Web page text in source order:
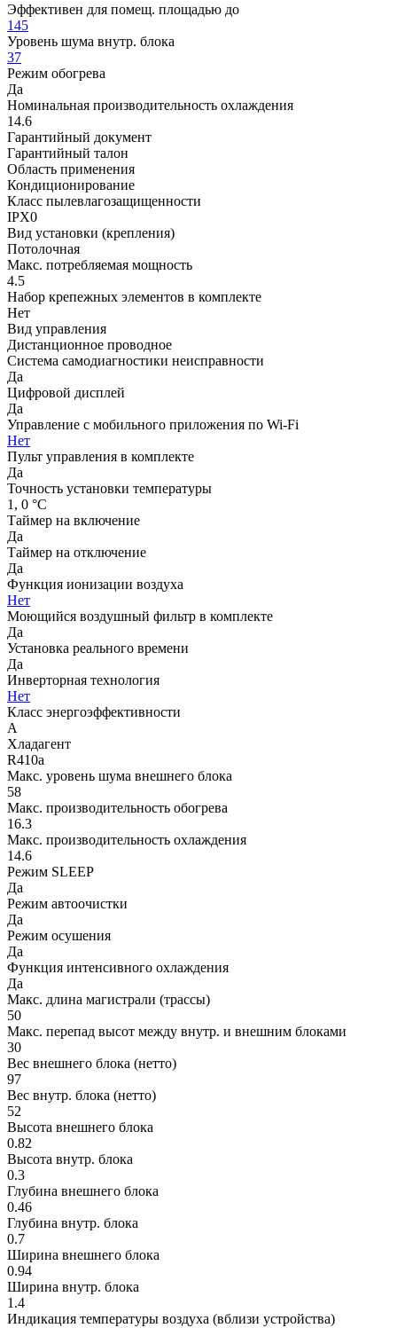
Эффективен для помещ. площадью до
145
Уровень шума внутр. блока
37
Режим обогрева
Да
Номинальная производительность охлаждения
14.6
Гарантийный документ
Гарантийный талон
Область применения
Кондиционирование
Класс пылевлагозащищенности
IPX0
Вид установки (крепления)
Потолочная
Макс. потребляемая мощность
4.5
Набор крепежных элементов в комплекте
Нет
Вид управления
Дистанционное проводное
Система самодиагностики неисправности
Да
Цифровой дисплей
Да
Управление c мобильного приложения по Wi-Fi
Нет
Пульт управления в комплекте
Да
Точность установки температуры
1, 0 °С
Таймер на включение
Да
Таймер на отключение
Да
Функция ионизации воздуха
Нет
Моющийся воздушный фильтр в комплекте
Да
Установка реального времени
Да
Инверторная технология
Нет
Класс энергоэффективности
A
Хладагент
R410a
Макс. уровень шума внешнего блока
58
Макс. производительность обогрева
16.3
Макс. производительность охлаждения
14.6
Режим SLEEP
Да
Режим автоочистки
Да
Режим осушения
Да
Функция интенсивного охлаждения
Да
Макс. длина магистрали (трассы)
50
Макс. перепад высот между внутр. и внешним блоками
30
Вес внешнего блока (нетто)
97
Вес внутр. блока (нетто)
52
Высота внешнего блока
0.82
Высота внутр. блока
0.3
Глубина внешнего блока
0.46
Глубина внутр. блока
0.7
Ширина внешнего блока
0.94
Ширина внутр. блока
1.4
Индикация температуры воздуха (вблизи устройства)